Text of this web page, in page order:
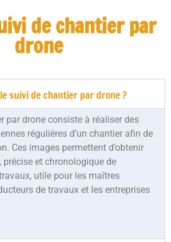
de chantier par
drone
suivi de chantier par drone ?
par drone consiste à réaliser des
régulières d’un chantier afin de
Ces images permettent d’obtenir
précise et chronologique de
utile pour les maîtres
de travaux et les entreprises